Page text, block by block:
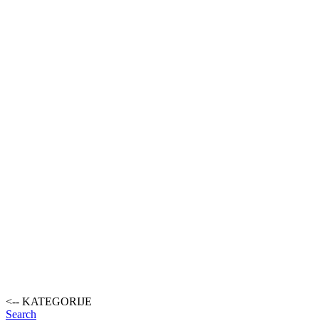
<-- KATEGORIJE
Search